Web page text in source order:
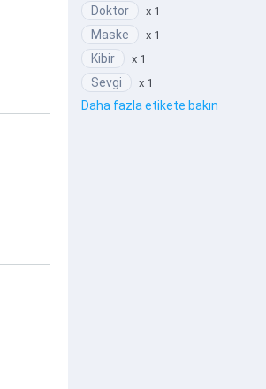
Doktor x 1
Maske x 1
Kibir x 1
Sevgi x 1
Daha fazla etikete bakın